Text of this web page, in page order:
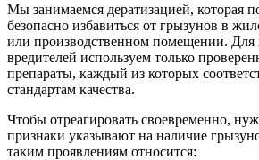
Мы занимаемся дератизацией, которая
безопасно избавиться от грызунов в
или производственном помещении. Для
вредителей используем только
препараты, каждый из которых
стандартам качества.
Чтобы отреагировать своевременно,
признаки указывают на наличие
таким проявлениям относится: